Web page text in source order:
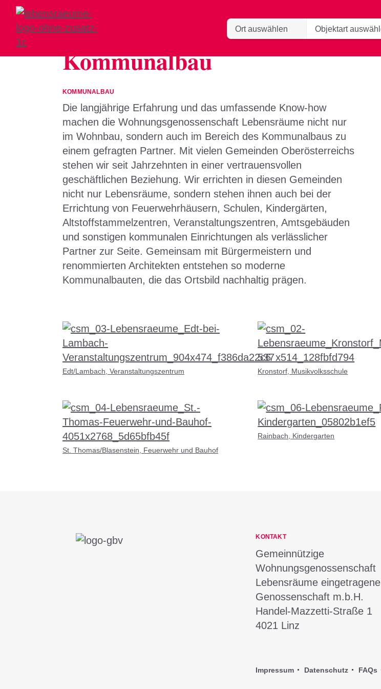
Ihr Partner im Bereich
Kommunalbau
KOMMUNALBAU
Die langjährige Erfahrung und das umfassende Know-how
machen die Wohnungsgenossenschaft Lebensräume nicht nur
im Wohnbau, sondern auch im Bereich des Kommunalbaus zu
einem gefragten Partner. Mit vielen Gemeinden Oberösterreichs
stehen wir seit Jahrzehnten in einer vertrauensvollen
geschäftlichen Beziehung. Wir errichten in diesen Gemeinden
nicht nur Lebensräume, sondern stehen ihnen auch bei der
Errichtung von Feuerwehrhäusern, Schulen, Kindergärten,
Altstoffstammelzentren, Veranstaltungszentren, Amtsgebäuden
und sonstigen kommunalen Einrichtungen als verlässlicher
Partner zur Seite. Gemeinsam mit Bürgermeistern und
renommierten Architekten entstehen so moderne
Kommunalbauten, die das Ortsbild nachhaltig prägen.
Edt/Lambach, Veranstaltungszentrum Kronstorf, Musikvolksschule
St. Thomas/Blasenstein, Feuerwehr und Bauhof
Rainbach, Kindergarten
KONTAKT
Gemeinnützige
Wohnungsgenossenschaft
Lebensräume eingetragene
Genossenschaft m.b.H.
Handel-Mazzetti-Straße 1
4021 Linz
Impressum Datenschutz FAQs